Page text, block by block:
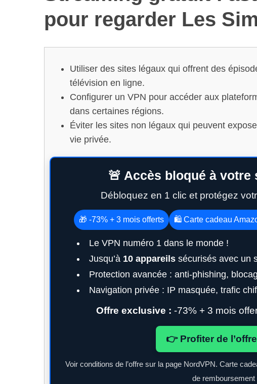
pour regarder Les
Utiliser des sites légaux qui offrent des
télévision en ligne.
Configurer un VPN pour accéder aux
dans certaines régions.
Éviter les sites non légaux qui peuvent
vie privée.
🚨 Accès bloqué à votre
Débloquez en 1 clic et protégez
🎁 -73% + 3 mois offerts 🛍️ Carte cadeau
Le VPN numéro 1 dans le monde !
Jusqu’à 10 appareils sécurisés avec un
Protection avancée : anti-phishing,
Navigation privée : IP masquée, trafic
Offre exclusive : -73% + 3 mois
👉 Profiter de
Voir conditions de l’offre sur la page NordVPN. Carte
de remboursement
a
f